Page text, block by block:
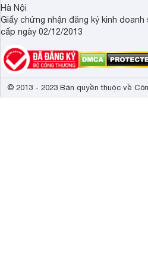
Hà Nội
Giấy chứng nhận đăng ký kinh doanh
cấp ngày 02/12/2013
© 2013 - 2023 Bản quyền thuộc về